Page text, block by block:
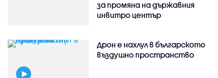
за промяна на държавния
инвитро център
Дрон е нахлул в българското
въздушно пространство